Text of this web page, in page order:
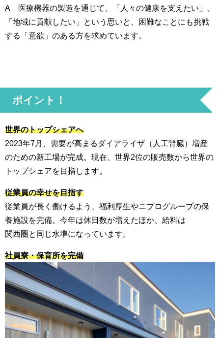
A 医療機器の製造を通じて、「人々の健康を支えたい」、
「地域に貢献したい」という思いと、困難なことにも挑戦
する「意欲」のある方を求めています。
ポイント！
世界のトップシェアへ
2023年7月、需要が高まるダイアライザ（人工腎臓）増産
のための新工場が完成。現在、世界2位の販売数から世界の
トップシェアを目指します。
従業員の幸せを目指す
従業員が長く働けるよう、福利厚生やニプログループの保
養施設を完備。今年は休日数が増えたほか、給料は
関西圏と同じ水準になっています。
社員寮・保育所を完備